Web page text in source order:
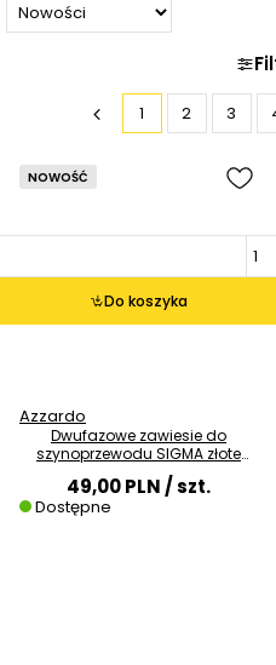
1 2 3
Do koszyka
NOWOŚĆ
Azzardo
Dwufazowe zawiesie do
szynoprzewodu SIGMA złote
AZ7102 48V
49,00 PLN/ szt.
Dostępne